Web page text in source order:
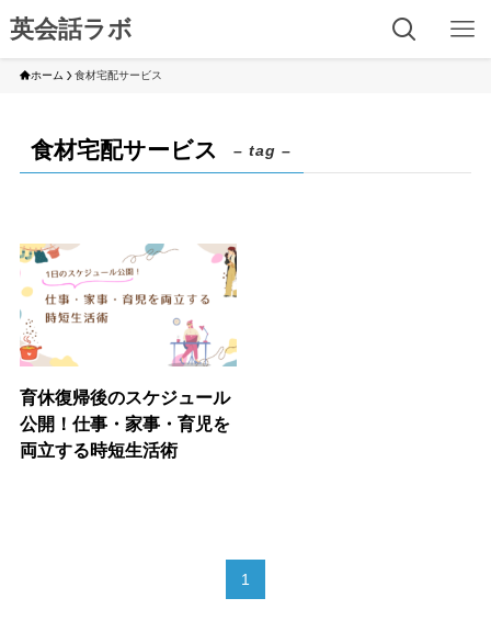
英会話ラボ
ホーム 食材宅配サービス
食材宅配サービス – tag –
育休復帰後のスケジュール
公開！仕事・家事・育児を
両立する時短生活術
1